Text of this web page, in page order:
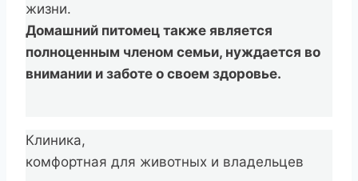
жизни.
Домашний питомец также является
полноценным членом семьи, нуждается во
внимании и заботе о своем здоровье.
Клиника,
комфортная для животных и владельцев